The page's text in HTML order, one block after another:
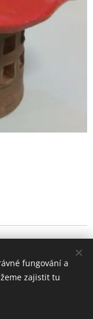
Cookies
fungování a
zajistit tu